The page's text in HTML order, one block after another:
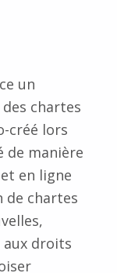
un
chartes
créé lors
de manière
en ligne
chartes
aux droits